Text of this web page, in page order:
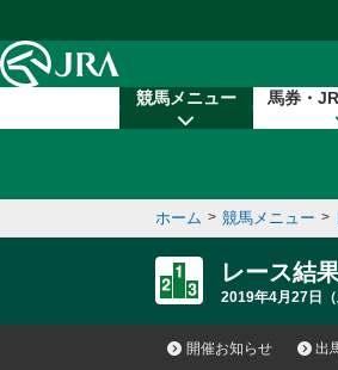
競馬メニュー 馬券・
ホーム > 競馬メニュー >
レース結
2019年4月27日
開催お知らせ 出